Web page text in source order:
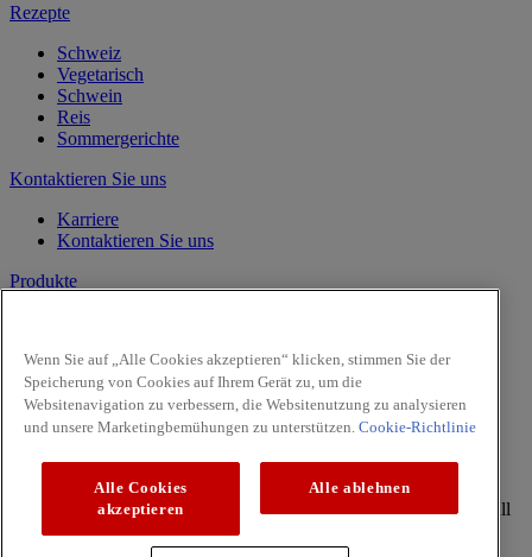
Rezepte
Schweiz
Vegetarisch
Schwein
Reis
Sommergerichte
Kontaktieren Sie uns
Karriere
Kontaktieren Sie uns
Produkte
Gewürze
Intense
Pasta & Pizza
Youtube
Copyright © 2026 McCormick (McCormick & Company, Inc). All
Rights Reserved
Wenn Sie auf „Alle Cookies akzeptieren“ klicken, stimmen Sie der
Speicherung von Cookies auf Ihrem Gerät zu, um die
Websitenavigation zu verbessern, die Websitenutzung zu analysieren
und unsere Marketingbemühungen zu unterstützen. Cookie-Richtlinie
Alle Cookies
akzeptieren
Alle ablehnen